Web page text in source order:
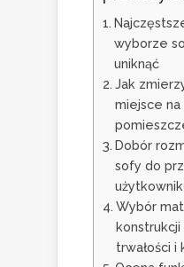
wyborze
uniknąć
Jak
miejsce
Dobór
sofy do
Wybór
trwałości i